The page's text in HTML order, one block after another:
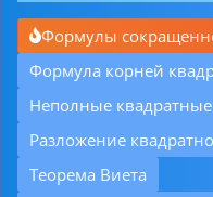
Формулы
Формула корней
Неполные
Разложение
Теорема Виета